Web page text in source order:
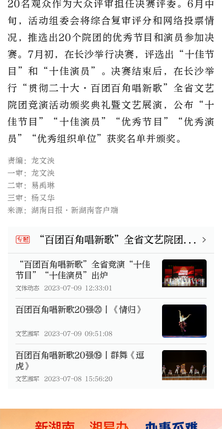
20名观众作为大众评审担任决赛评委。6月中
旬，活动组委会将综合复审评分和网络投票情
况，推选出20个院团的优秀节目和演员参加决
赛。7月初，在长沙举行决赛，评选出“十佳节
目”和“十佳演员”。决赛结束后，在长沙举
行“贯彻二十大·百团百角唱新歌”全省文艺
院团竞演活动颁奖典礼暨文艺展演，公布“十
佳节目”“十佳演员”“优秀节目”“优秀演
员”“优秀组织单位”获奖名单并颁奖。
责编：龙文泱
一审：龙文泱
二审：易禹琳
三审：杨又华
来源：湖南日报·新湖南客户端
专题 “百团百角唱新歌”全省文艺院团竞演
“百团百角唱新歌”全省竞演“十佳
节目”“十佳演员”出炉
文体动态 2023-07-09 12:33:01
百团百角唱新歌20强⑳丨《情归》
文艺湘军 2023-07-09 09:51:08
百团百角唱新歌20强⑲丨群舞《逗
虎》
文艺湘军 2023-07-08 15:56:20